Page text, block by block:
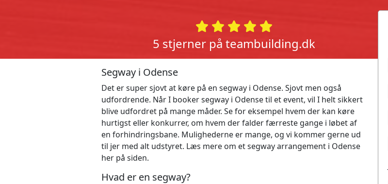
5 stjerner på teambuilding.dk
Segway i Odense
Det er super sjovt at køre på en segway i Odense. Sjovt men også
udfordrende. Når I booker segway i Odense til et event, vil I helt sikkert
blive udfordret på mange måder. Se for eksempel hvem der kan køre
hurtigst eller konkurrer, om hvem der falder færreste gange i løbet af
en forhindringsbane. Mulighederne er mange, og vi kommer gerne ud
til jer med alt udstyret. Læs mere om et segway arrangement i Odense
her på siden.
Hvad er en segway?